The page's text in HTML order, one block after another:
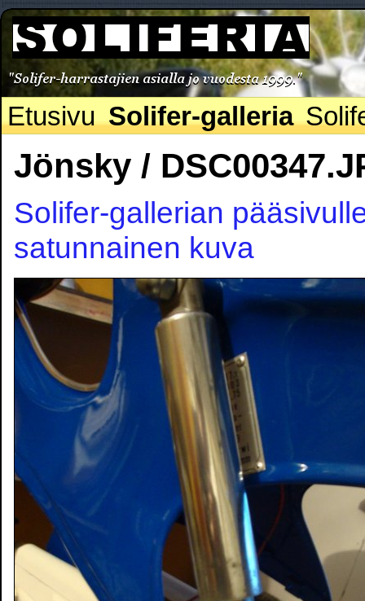
Etusivu Solifer-galleria
Jönsky /
Solifer-gallerian
satunnainen kuva